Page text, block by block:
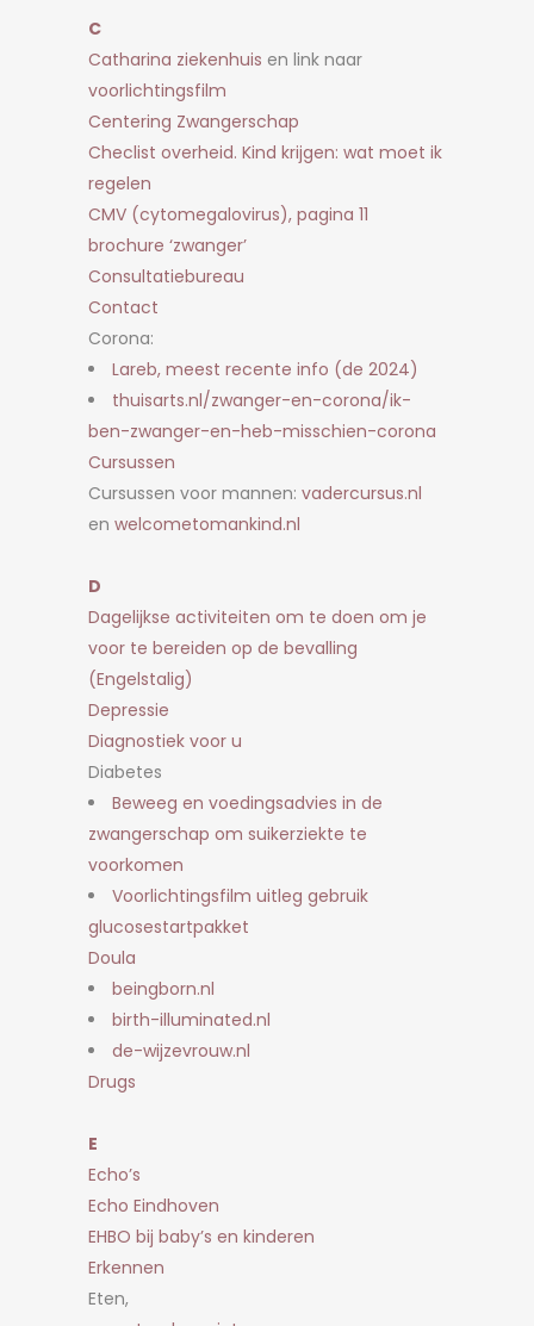
C
Catharina ziekenhuis en link naar
voorlichtingsfilm
Centering Zwangerschap
Checlist overheid. Kind krijgen: wat moet ik
regelen
CMV (cytomegalovirus), pagina 11
brochure ‘zwanger’
Consultatiebureau
Contact
Corona:
Lareb, meest recente info (de 2024)
thuisarts.nl/zwanger-en-corona/ik-
ben-zwanger-en-heb-misschien-corona
Cursussen
Cursussen voor mannen: vadercursus.nl
en welcometomankind.nl
D
Dagelijkse activiteiten om te doen om je
voor te bereiden op de bevalling
(Engelstalig)
Depressie
Diagnostiek voor u
Diabetes
Beweeg en voedingsadvies in de
zwangerschap om suikerziekte te
voorkomen
Voorlichtingsfilm uitleg gebruik
glucosestartpakket
Doula
beingborn.nl
birth-illuminated.nl
de-wijzevrouw.nl
Drugs
E
Echo’s
Echo Eindhoven
EHBO bij baby’s en kinderen
Erkennen
Eten,